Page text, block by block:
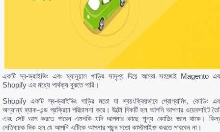
একটি স্ব-ড্রাইভিং এবং ম্যানুয়াল গাড়ির সাদৃশ্য দিয়ে আমরা সহজেই Magento
Shopify এর মধ্যে পার্থক্য বুঝতে পারি।
Shopify একটি স্ব-ড্রাইভিং গাড়ির মতো যা স্বয়ংক্রিয়ভাবে প্রোগ্রামিং, কোডিং
অন্যান্য ব্যাক-এন্ড প্রক্রিয়া পরিচালনা করে। উল্টো দিকটি হল আপনি আপনার ওয়েবসাইট
এবং সেট আপ করতে পারেন এমনকি যদি আপনার কাছে শূন্য কোডিং জ্ঞান থাকে।
নেতিবাচক দিক হল যে আপনি এটিকে আপনার পছন্দ মতো কাস্টমাইজ করতে পারবেন না।